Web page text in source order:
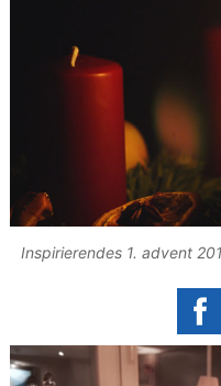
Inspirierendes 1. advent